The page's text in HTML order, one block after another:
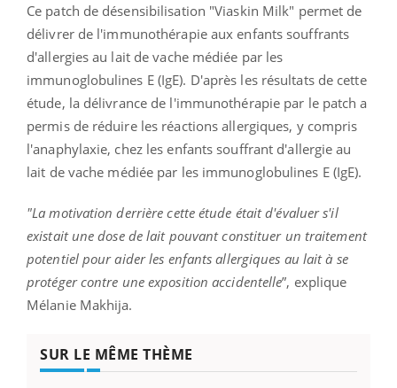
Ce patch de désensibilisation "Viaskin Milk" permet de
délivrer de l'immunothérapie aux enfants souffrants
d'allergies au lait de vache médiée par les
immunoglobulines E (IgE). D'après les résultats de cette
étude, la délivrance de l'immunothérapie par le patch a
permis de réduire les réactions allergiques, y compris
l'anaphylaxie, chez les enfants souffrant d'allergie au
lait de vache médiée par les immunoglobulines E (IgE).
"La motivation derrière cette étude était d'évaluer s'il
existait une dose de lait pouvant constituer un traitement
potentiel pour aider les enfants allergiques au lait à se
protéger contre une exposition accidentelle”, explique
Mélanie Makhija.
SUR LE MÊME THÈME